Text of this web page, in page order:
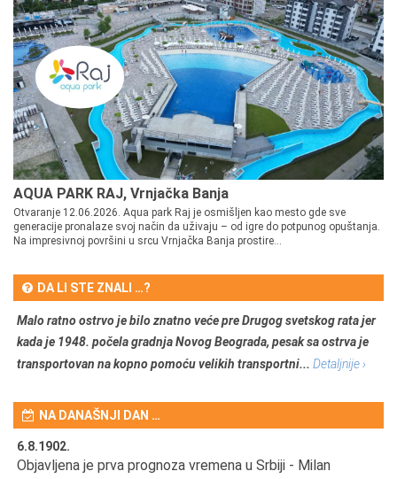
AQUA PARK RAJ, Vrnjačka Banja
Otvaranje 12.06.2026. Aqua park Raj je osmišljen kao mesto gde sve
generacije pronalaze svoj način da uživaju – od igre do potpunog opuštanja.
Na impresivnoj površini u srcu Vrnjačka Banja prostire...
DA LI STE ZNALI …?
Malo ratno ostrvo je bilo znatno veće pre Drugog svetskog rata jer
kada je 1948. počela gradnja Novog Beograda, pesak sa ostrva je
transportovan na kopno pomoću velikih transportni... Detaljnije ›
NA DANAŠNJI DAN …
6.8.1902.
Objavljena je prva prognoza vremena u Srbiji - Milan